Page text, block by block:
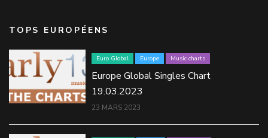
TOPS EUROPÉENS
Euro Global Europe Music charts
Europe Global Singles Chart
19.03.2023
23 MARS 2023